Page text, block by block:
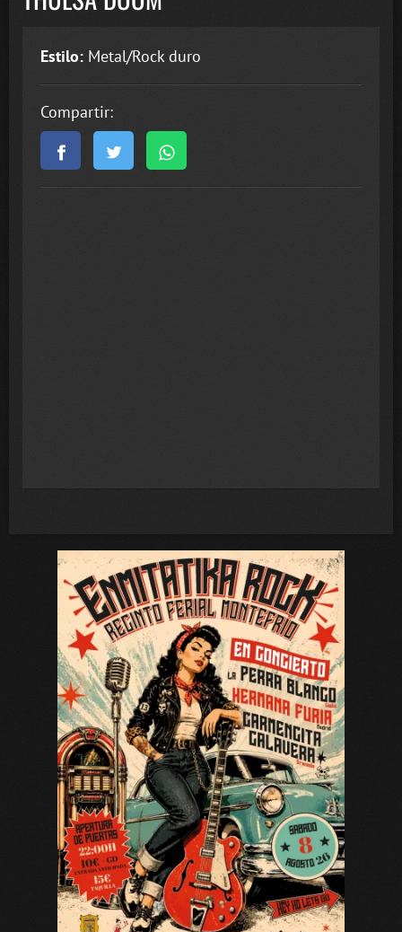
Estilo: Metal/Rock duro
Compartir: